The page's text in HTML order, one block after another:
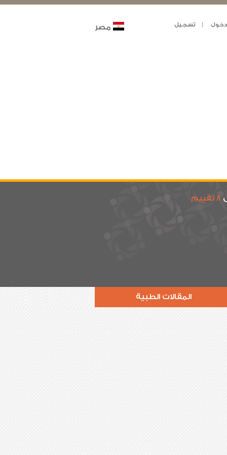
دخول تسجيل مصر
8 تقييم
المقالات الطبية